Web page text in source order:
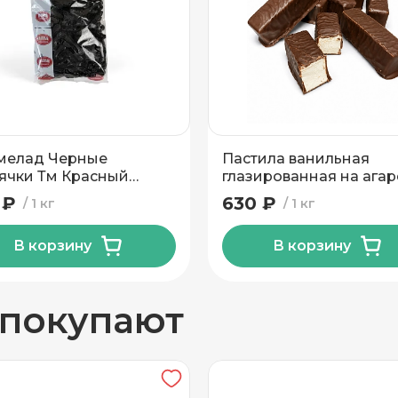
ОАО "Красный пищевик"
Черные
Тм Красный
1 кг
1 кг
В корзину
Пастила ванильная
глазированная на
Красный Мозырянин 1
1 кг
630 ₽
В корзину